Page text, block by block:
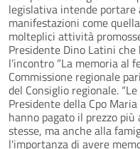
legislativa intende
manifestazioni come
molteplici attività
Presidente Dino Latini
l’incontro “La memoria al
Commissione regionale
del Consiglio regionale.
Presidente della Cpo
hanno pagato il prezzo
stesse, ma anche alla
l'importanza di avere